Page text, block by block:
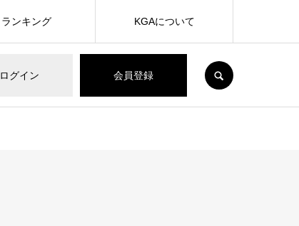
ログイン 会員登録
ランキング KGAについて